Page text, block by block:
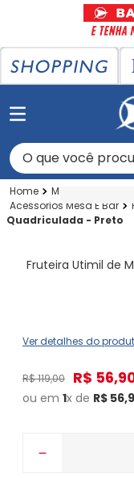
O que você
Magazan
Acessorios Mesa E Bar
Quadriculada - Preto
Fruteira Utimil de
Ver detalhes do
R$119,00 R$ 56,
ou em 1x de R$ 56,
－